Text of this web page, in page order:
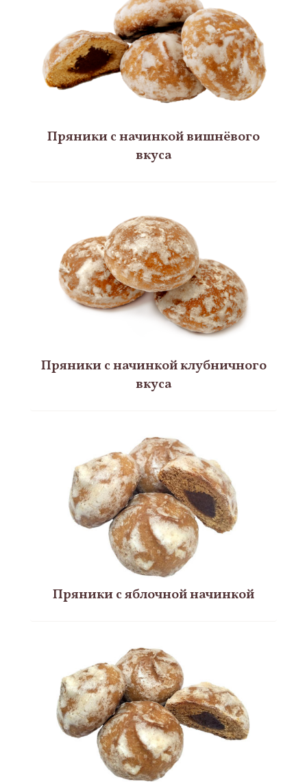
Пряники с начинкой вишнёвого
вкуса
Пряники с начинкой клубничного
вкуса
Пряники с яблочной начинкой